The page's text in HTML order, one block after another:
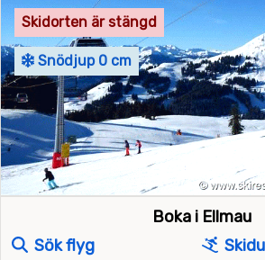
Skidorten är stängd
Snödjup 0 cm
Boka i Ellmau
Sök flyg